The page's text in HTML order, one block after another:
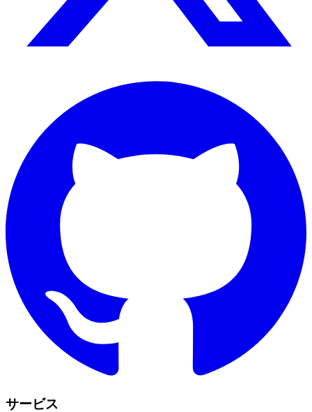
サービス